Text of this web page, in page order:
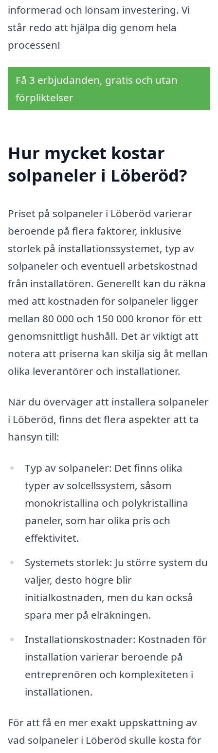
informerad och lönsam investering. Vi
står redo att hjälpa dig genom hela
processen!
Få 3 erbjudanden, gratis och utan
förpliktelser
Hur mycket kostar
solpaneler i Löberöd?
Priset på solpaneler i Löberöd varierar
beroende på flera faktorer, inklusive
storlek på installationssystemet, typ av
solpaneler och eventuell arbetskostnad
från installatören. Generellt kan du räkna
med att kostnaden för solpaneler ligger
mellan 80 000 och 150 000 kronor för ett
genomsnittligt hushåll. Det är viktigt att
notera att priserna kan skilja sig åt mellan
olika leverantörer och installationer.
När du överväger att installera solpaneler
i Löberöd, finns det flera aspekter att ta
hänsyn till:
Typ av solpaneler: Det finns olika
typer av solcellssystem, såsom
monokristallina och polykristallina
paneler, som har olika pris och
effektivitet.
Systemets storlek: Ju större system du
väljer, desto högre blir
initialkostnaden, men du kan också
spara mer på elräkningen.
Installationskostnader: Kostnaden för
installation varierar beroende på
entreprenören och komplexiteten i
installationen.
För att få en mer exakt uppskattning av
vad solpaneler i Löberöd skulle kosta för